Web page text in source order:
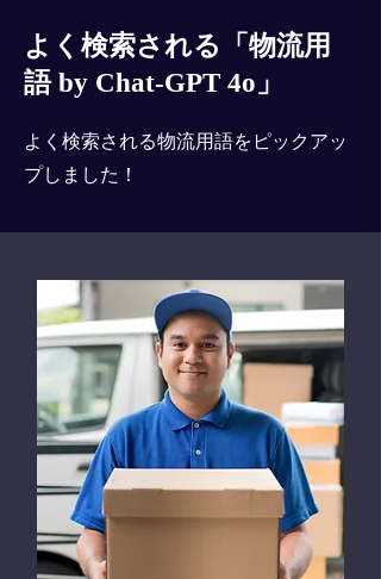
よく検索される「物流用
語 by Chat-GPT 4o」
よく検索される物流用語をピックアッ
プしました！